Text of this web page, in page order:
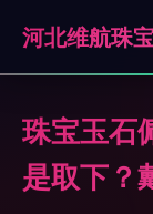
珠宝玉石
是取下？